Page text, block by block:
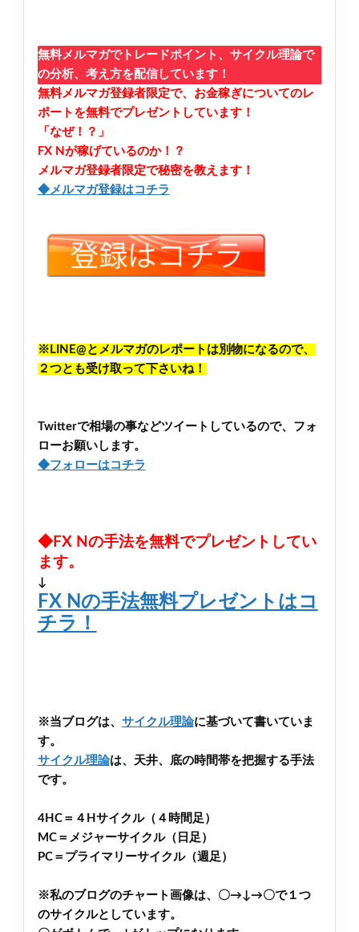
無料メルマガでトレードポイント、サイクル理論で
の分析、考え方を配信しています！
無料メルマガ登録者限定で、お金稼ぎについてのレ
ポートを無料でプレゼントしています！
「なぜ！？」
FX Nが稼げているのか！？
メルマガ登録者限定で秘密を教えます！
◆メルマガ登録はコチラ
※LINE@とメルマガのレポートは別物になるので、
２つとも受け取って下さいね！
Twitterで相場の事などツイートしているので、フォ
ローお願いします。
◆フォローはコチラ
◆FX Nの手法を無料でプレゼントしてい
ます。
↓
FX Nの手法無料プレゼントはコ
チラ！
※当ブログは、 サイクル理論に基づいて書いていま
す。
サイクル理論は、天井、底の時間帯を把握する手法
です。
4HC＝４Hサイクル（４時間足）
MC＝メジャーサイクル（日足）
PC＝プライマリーサイクル（週足）
※私のブログのチャート画像は、〇→↓→〇で１つ
のサイクルとしています。